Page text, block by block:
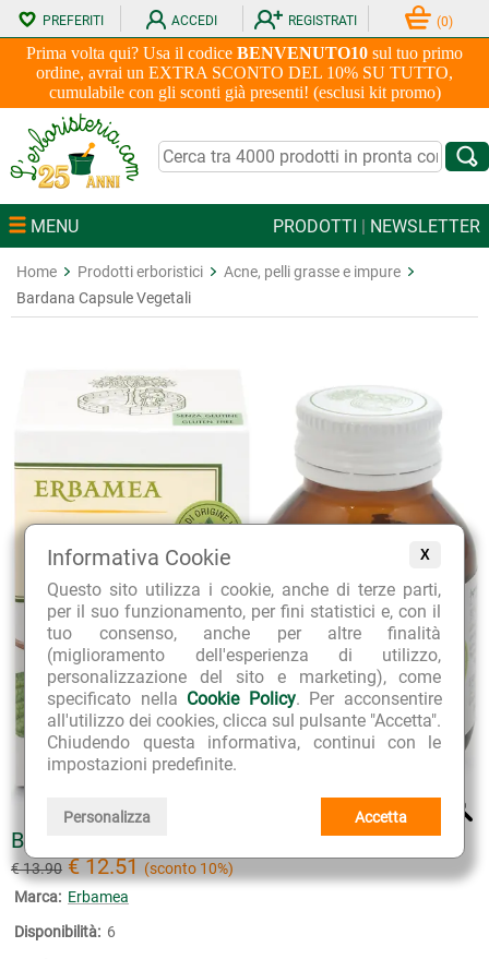
X
Informativa Cookie
Questo sito utilizza i cookie, anche di terze parti,
per il suo funzionamento, per fini statistici e, con il
tuo consenso, anche per altre finalità
(miglioramento dell'esperienza di utilizzo,
personalizzazione del sito e marketing), come
specificato nella Cookie Policy. Per acconsentire
all'utilizzo dei cookies, clicca sul pulsante "Accetta".
Chiudendo questa informativa, continui con le
impostazioni predefinite.
Personalizza Accetta
Prima volta qui? Usa il codice BENVENUTO10 sul tuo primo
ordine, avrai un EXTRA SCONTO DEL 10% SU TUTTO,
cumulabile con gli sconti già presenti! (esclusi kit promo)
PREFERITI ACCEDI REGISTRATI (0)
MENU PRODOTTI | NEWSLETTER
Home Prodotti erboristici
Acne, pelli grasse e impure
Bardana Capsule Vegetali
BARDANA CAPSULE VEGETALI
€ 13.90 € 12.51(sconto 10%)
Marca: Erbamea
Disponibilità: 6